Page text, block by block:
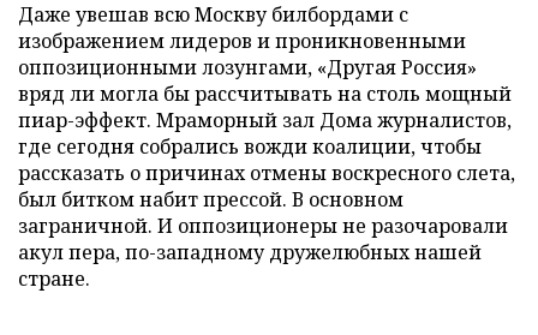
Даже увешав всю Москву билбордами с
изображением лидеров и проникновенными
оппозиционными лозунгами, «Другая Россия»
вряд ли могла бы рассчитывать на столь мощный
пиар-эффект. Мраморный зал Дома журналистов,
где сегодня собрались вожди коалиции, чтобы
рассказать о причинах отмены воскресного слета,
был битком набит прессой. В основном
заграничной. И оппозиционеры не разочаровали
акул пера, по-западному дружелюбных нашей
стране.